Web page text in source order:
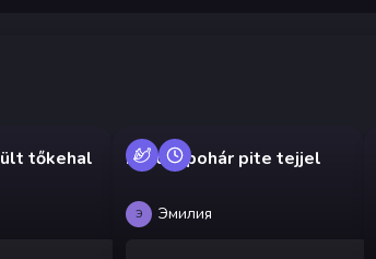
tőkehal Három pohár pite tejjel
Э Эмилия